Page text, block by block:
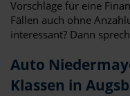
Vorschläge für eine
Fällen auch ohne
interessant? Dann
Auto
Klassen in